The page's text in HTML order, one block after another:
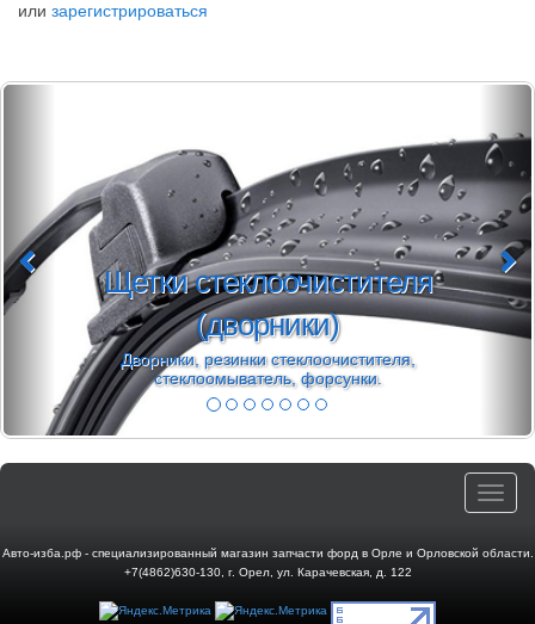
или зарегистрироваться
стеклоочистителя,
форсунки.
Моторное
Toggle
Авто-изба.рф - специализированный магазин запчасти форд в Орле и Орловской области.
+7(4862)630-130, г. Орел, ул. Карачевская, д. 122